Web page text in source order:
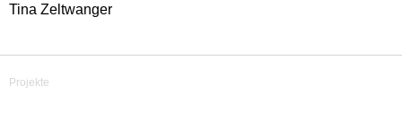
Tina Zeltwanger
Projekte